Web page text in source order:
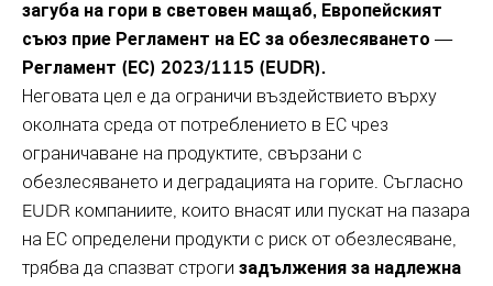
загуба на гори в световен мащаб, Европейският
съюз прие Регламент на ЕС за обезлесяването —
Регламент (ЕС) 2023/1115 (EUDR).
Неговата цел е да ограничи въздействието върху
околната среда от потреблението в ЕС чрез
ограничаване на продуктите, свързани с
обезлесяването и деградацията на горите. Съгласно
EUDR компаниите, които внасят или пускат на пазара
на ЕС определени продукти с риск от обезлесяване,
трябва да спазват строги задължения за надлежна